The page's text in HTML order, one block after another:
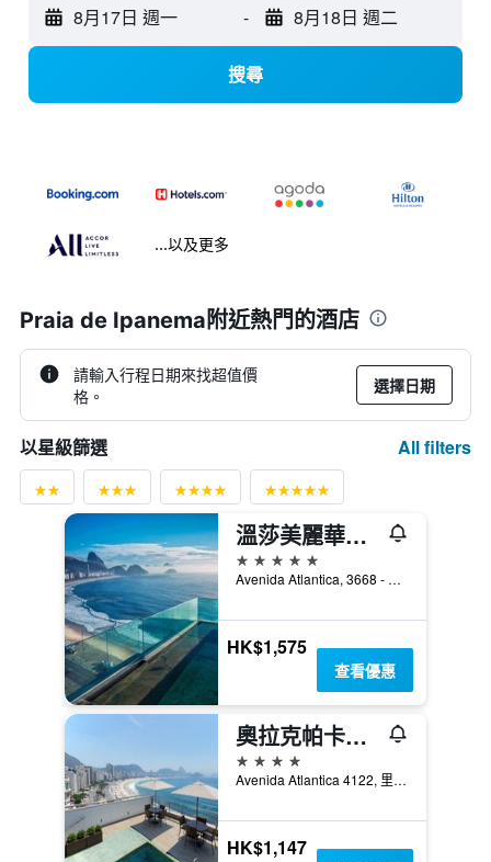
8月17日 週一 - 8月18日 週二
搜尋
...以及更多
Praia de Ipanema附近熱門的酒店
請輸入行程日期來找超值價
格。
選擇日期
以星級篩選 All filters
溫莎美麗華酒店 - 里約熱內盧
5星級
Avenida Atlantica, 3668 - Copacabana, 里約熱內盧, 巴西
HK$1,575
查看優惠
奧拉克帕卡巴那酒店
4星級
Avenida Atlantica 4122, 里約熱內盧, 巴西
HK$1,147